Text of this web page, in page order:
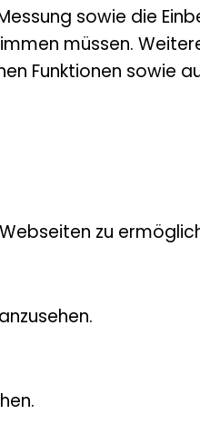
mit
der
der limnischen
mit
Indonesien
sowie die
müssen.
Funktionen sowie
zu